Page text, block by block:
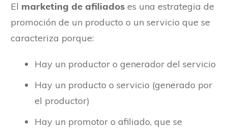
El marketing de afiliados es una estrategia de
promoción de un producto o un servicio que se
caracteriza porque:
Hay un productor o generador del servicio
Hay un producto o servicio (generado por
el productor)
Hay un promotor o afiliado, que se